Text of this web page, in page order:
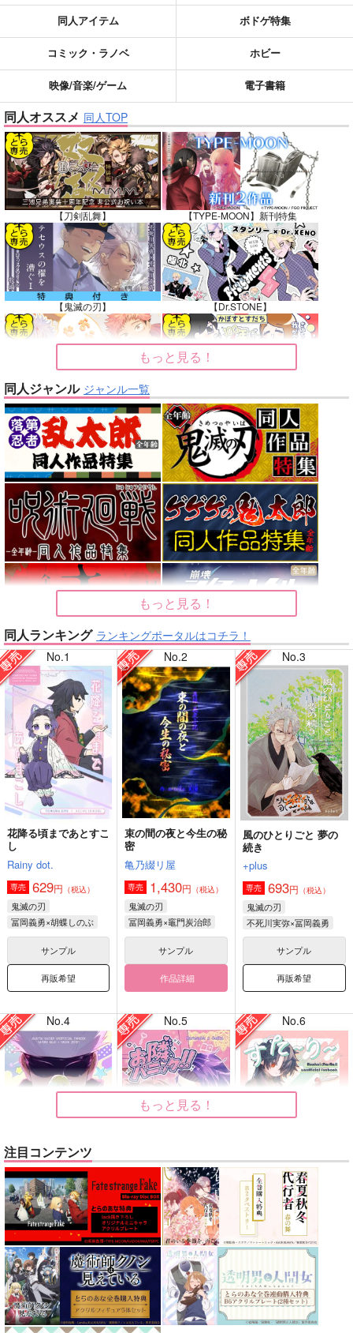
重要 【2025/12/1より】「通販ポイント⇒とらコイン変換キャンペーン」終了のお知らせ（2025.11.21 掲載）
個人情報保護方針の改定について（2025.09.19 更新｜2025.08.01 掲載）
ポイント付与・管理体制改定のお知らせ（2024.11.20 掲載）
全てのお知らせを見る
同人アイテム ボドゲ特集
コミック・ラノベ ホビー
映像/音楽/ゲーム 電子書籍
同人オススメ 同人TOP
【刀剣乱舞】 【TYPE-MOON】新刊特集
【鬼滅の刃】 【Dr.STONE】
【呪術廻戦】 【オリジナル】
【東京卍リベンジャーズ】 【刀剣乱舞】
【僕のヒーローアカデミア】 【僕のヒーローアカデミア】
【鬼滅の刃】 【原神】
【ゲゲゲの鬼太郎】 【鬼滅の刃】
【僕のヒーローアカデミア】 【呪術廻戦】
もっと見る！
同人ジャンル ジャンル一覧
もっと見る！
同人ランキング ランキングポータルはコチラ！
No.1
花降る頃まであとすこ
し
Rainy dot.
専売 629円 （税込）
鬼滅の刃
冨岡義勇×胡蝶しのぶ
サンプル
再販希望
No.2
束の間の夜と今生の秘
密
亀乃綴リ屋
専売 1,430円 （税込）
鬼滅の刃
冨岡義勇×竈門炭治郎
サンプル
作品詳細
No.3
風のひとりごと 夢の
続き
+plus
専売 693円 （税込）
鬼滅の刃
不死川実弥×冨岡義勇
サンプル
再販希望
No.4
どうぞ、しばしの戯れ
を！
はたけおこし
専売 629円 （税込）
呪術廻戦
五条悟×禪院直哉
サンプル
No.5
お隣パニック!!
キャロル
専売 1,100円（税込）
その他
カラスバ×セイカ
サンプル
No.6
すたーりーきゃっとう
ぉーく
妄想消しごむハンコ
専売 440円 （税込）
崩壊：スターレイル
刃
景元
サンプル
もっと見る！
注目コンテンツ